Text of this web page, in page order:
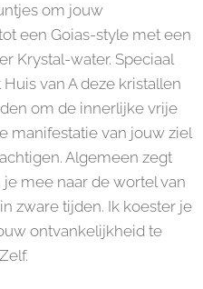
om jouw
een Goias-style met een
Krystal-water. Speciaal
van A deze kristallen
om de innerlijke vrije
manifestatie van jouw ziel
Algemeen zegt
mee naar de wortel van
zware tijden. Ik koester je
ontvankelijkheid te